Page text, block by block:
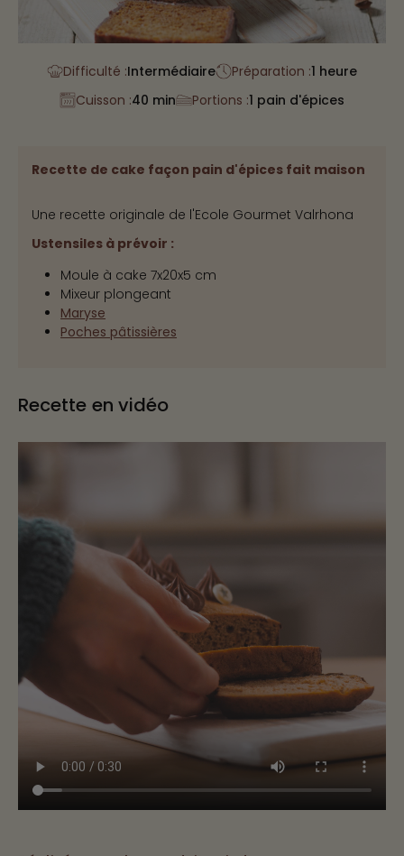
Difficulté :Intermédiaire Préparation :1 heure
Cuisson :40 min Portions :1 pain d'épices
Recette de cake façon pain d'épices fait maison
Une recette originale de l'Ecole Gourmet Valrhona
Ustensiles à prévoir :
Moule à cake 7x20x5 cm
Mixeur plongeant
Maryse
Poches pâtissières
Recette en vidéo